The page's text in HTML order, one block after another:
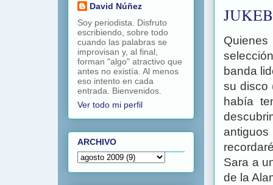
banda
su disco
había
Sara a
de la
David Núñez
Soy periodista. Disfruto
escribiendo, sobre todo
cuando las palabras se
improvisan y, al final,
forman "algo" atractivo que
antes no existía. Al menos
eso intento en cada
entrada. Bienvenidos.
Ver todo mi perfil
ARCHIVO